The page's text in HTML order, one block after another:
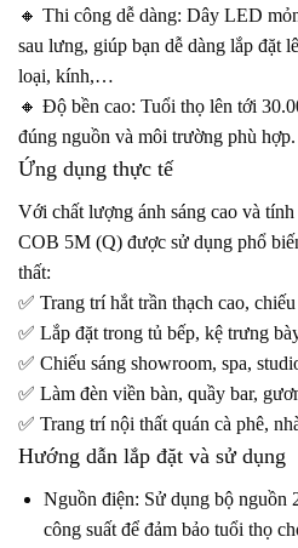
🔸 Thi công dễ dàng: Dây LED
sau lưng, giúp bạn dễ dàng lắp đặt
loại, kính,…
🔸 Độ bền cao: Tuổi thọ lên tới
đúng nguồn và môi trường phù hợp.
Ứng dụng thực tế
Với chất lượng ánh sáng cao và
COB 5M (Q) được sử dụng phổ
thất:
✅ Trang trí hắt trần thạch cao,
✅ Lắp đặt trong tủ bếp, kệ trưng
✅ Chiếu sáng showroom, spa,
✅ Làm đèn viền bàn, quầy bar,
✅ Trang trí nội thất quán cà phê,
Hướng dẫn lắp đặt và sử dụng
Nguồn điện: Sử dụng bộ nguồn
công suất để đảm bảo tuổi thọ